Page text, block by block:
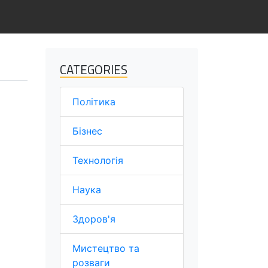
CATEGORIES
Політика
Бізнес
Технологія
Наука
Здоров'я
Мистецтво та
розваги